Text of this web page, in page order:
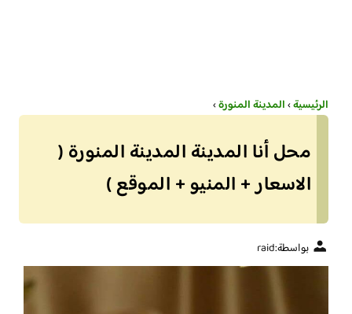
الرئيسية›المدينة المنورة›
محل أنا المدينة المدينة المنورة (
الاسعار + المنيو + الموقع )
بواسطة:raid